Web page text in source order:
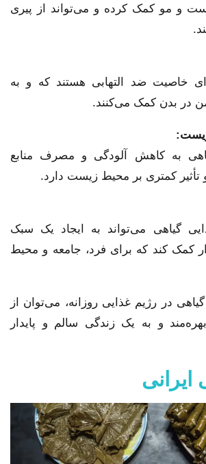
و مو کمک کرده و می‌تواند از پیری
خاصیت ضد التهابی هستند که و به
در بدن کمک می‌کنند.
به کاهش آلودگی و مصرف منابع
کمتری بر محیط زیست دارد.
گیاهی می‌تواند به ایجاد یک سبک
کمک کند که برای فرد، جامعه و محیط
در رژیم غذایی روزانه، می‌توان از
و به یک زندگی سالم و پایدار
ایرانی